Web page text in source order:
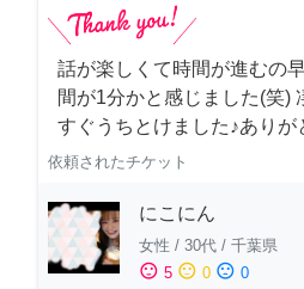
話が楽しくて時間が進むの
間が1分かと感じました(笑)
すぐうちとけました♪あり
依頼されたチケット
にこにん
女性 / 30代 / 千葉県
sentiment_satisfied 5 sentiment_neutral 0 sentiment_dissatisfied 0